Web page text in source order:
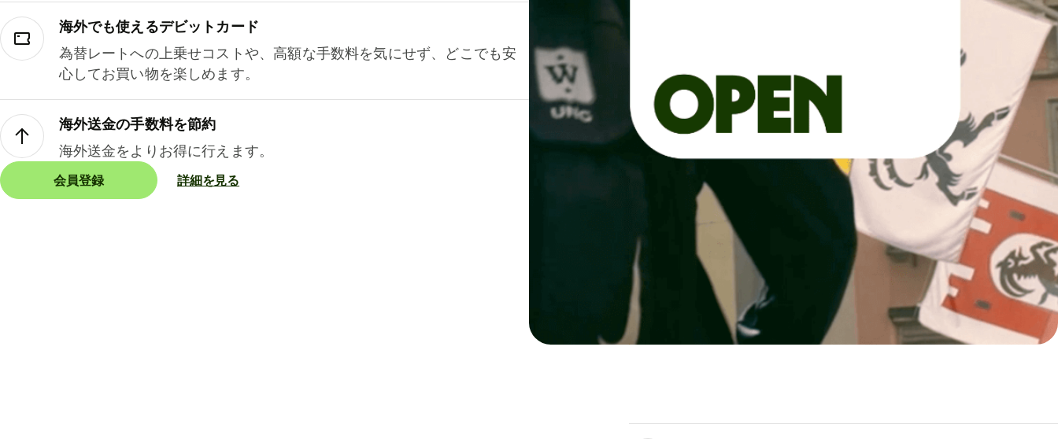
海外でも使えるデビットカード
為替レートへの上乗せコストや、高額な手数料を気にせず、どこでも安
心してお買い物を楽しめます。
海外送金の手数料を節約
海外送金をよりお得に行えます。
会員登録 詳細を見る